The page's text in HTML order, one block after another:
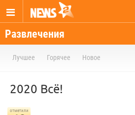
Развлечения
Лучшее Горячее Новое
2020 Всё!
отметили